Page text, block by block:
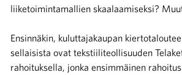
liiketoimintamallien skaalaamiseksi?
Ensinnäkin, kuluttajakaupan
sellaisista ovat tekstiiliteollisuuden
rahoituksella, jonka ensimmäinen
Kaupan liitossa